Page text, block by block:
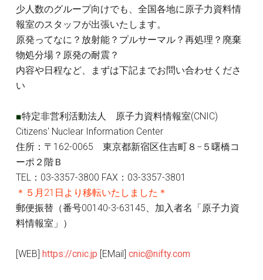
少人数のグループ向けでも、全国各地に原子力資料情
報室のスタッフが出張いたします。
原発ってなに？放射能？プルサーマル？再処理？廃棄
物処分場？原発の耐震？
内容や日程など、まずは下記までお問い合わせくださ
い
■特定非営利活動法人 原子力資料情報室(CNIC)
Citizens' Nuclear Information Center
住所：〒162-0065 東京都新宿区住吉町８−５曙橋コ
ーポ２階Ｂ
TEL：03-3357-3800 FAX：03-3357-3801
＊５月21日より移転いたしました＊
郵便振替（番号00140-3-63145、加入者名「原子力資
料情報室」）
[WEB]https://cnic.jp [EMail]cnic@nifty.com